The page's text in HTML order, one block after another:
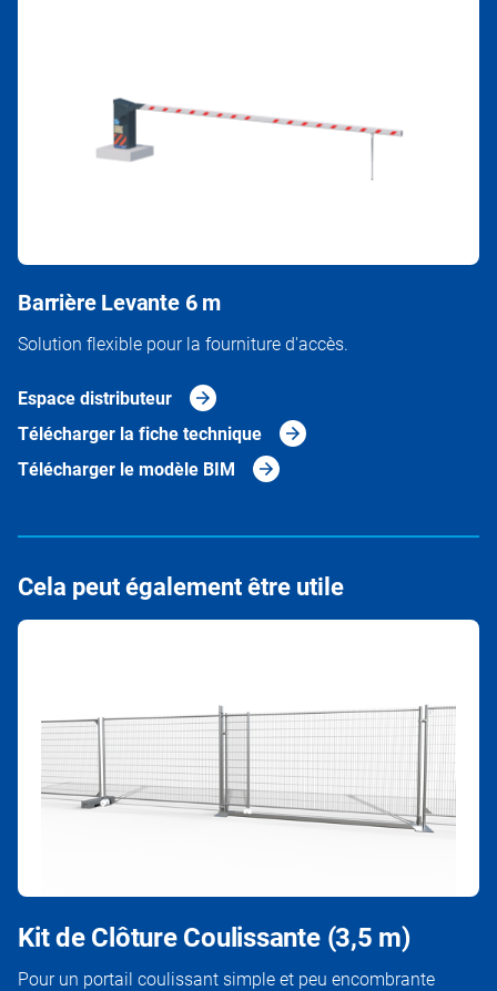
Barrière Levante 6 m
Solution flexible pour la fourniture d'accès.
Espace distributeur
Télécharger la fiche technique
Télécharger le modèle BIM
Cela peut également être utile
Kit de Clôture Coulissante (3,5 m)
Pour un portail coulissant simple et peu encombrante